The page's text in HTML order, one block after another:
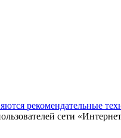
рекомендательные
сети